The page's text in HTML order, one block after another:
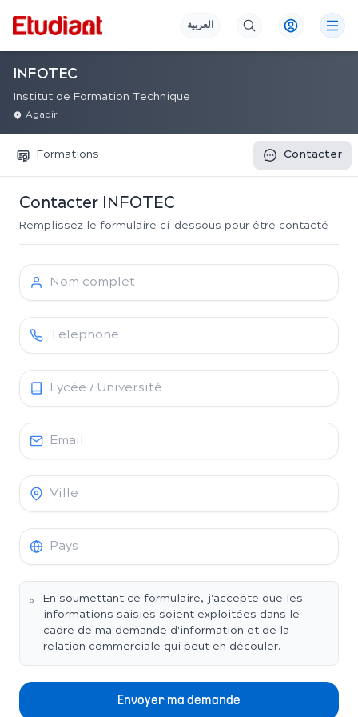
العربية
INFOTEC
Institut de Formation Technique
Agadir
Formations Contacter
Contacter INFOTEC
Remplissez le formulaire ci-dessous pour être contacté
En soumettant ce formulaire, j'accepte que les
informations saisies soient exploitées dans le
cadre de ma demande d'information et de la
relation commerciale qui peut en découler.
Envoyer ma demande